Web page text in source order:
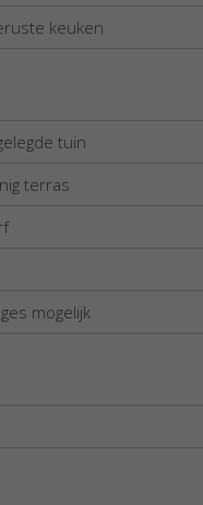
keuken
tuin
terras
mogelijk